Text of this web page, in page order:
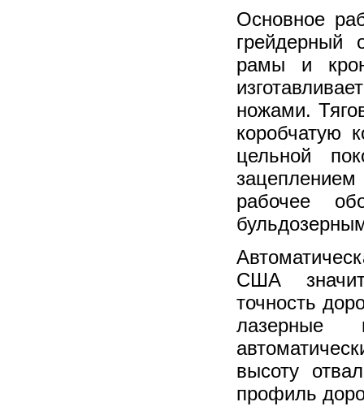
Основное
грейдерный
рамы и
ножами.
коробчатую
цельной
рабочее
США
точность
лазерные
высоту
профиль